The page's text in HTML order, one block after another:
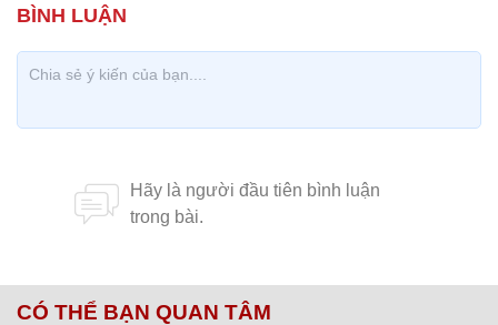
CÓ THỂ BẠN QUAN TÂM